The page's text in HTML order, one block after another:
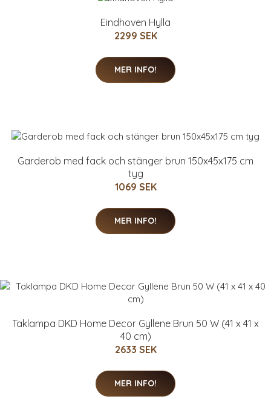
Eindhoven Hylla
2299 SEK
MER INFO!
Garderob med fack och stänger brun 150x45x175 cm
tyg
1069 SEK
MER INFO!
Taklampa DKD Home Decor Gyllene Brun 50 W (41 x 41 x
40 cm)
2633 SEK
MER INFO!